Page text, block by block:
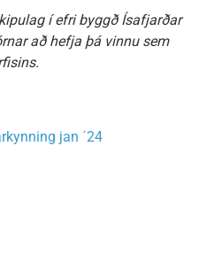
í efri byggð Ísafjarðar
að hefja þá vinnu sem
jan ´24